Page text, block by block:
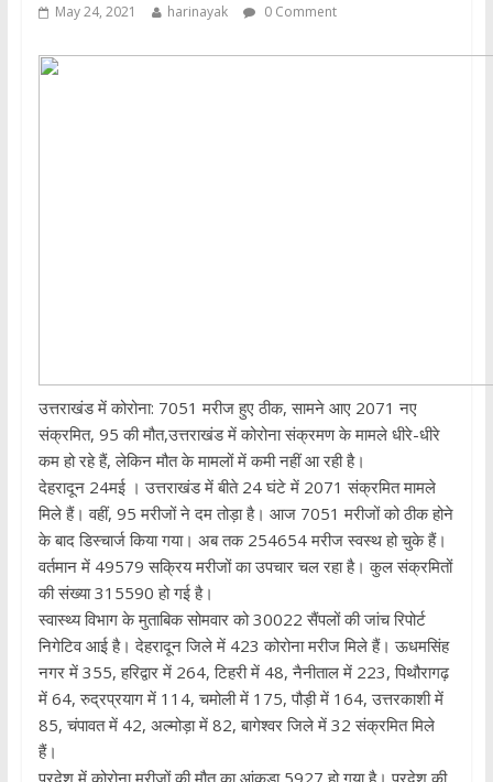
May 24, 2021 harinayak 0 Comment
उत्तराखंड में कोरोना: 7051 मरीज हुए ठीक, सामने आए 2071 नए
संक्रमित, 95 की मौत,उत्तराखंड में कोरोना संक्रमण के मामले धीरे-धीरे
कम हो रहे हैं, लेकिन मौत के मामलों में कमी नहीं आ रही है।
देहरादून 24मई । उत्तराखंड में बीते 24 घंटे में 2071 संक्रमित मामले
मिले हैं। वहीं, 95 मरीजों ने दम तोड़ा है। आज 7051 मरीजों को ठीक होने
के बाद डिस्चार्ज किया गया। अब तक 254654 मरीज स्वस्थ हो चुके हैं।
वर्तमान में 49579 सक्रिय मरीजों का उपचार चल रहा है। कुल संक्रमितों
की संख्या 315590 हो गई है।
स्वास्थ्य विभाग के मुताबिक सोमवार को 30022 सैंपलों की जांच रिपोर्ट
निगेटिव आई है। देहरादून जिले में 423 कोरोना मरीज मिले हैं। ऊधमसिंह
नगर में 355, हरिद्वार में 264, टिहरी में 48, नैनीताल में 223, पिथौरागढ़
में 64, रुद्रप्रयाग में 114, चमोली में 175, पौड़ी में 164, उत्तरकाशी में
85, चंपावत में 42, अल्मोड़ा में 82, बागेश्वर जिले में 32 संक्रमित मिले
हैं।
प्रदेश में कोरोना मरीजों की मौत का आंकड़ा 5927 हो गया है। प्रदेश की